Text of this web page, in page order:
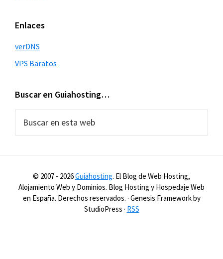
Enlaces
verDNS
VPS Baratos
Buscar en Guiahosting…
© 2007 - 2026Guiahosting. El Blog de Web Hosting,
Alojamiento Web y Dominios. Blog Hosting y Hospedaje Web
en España. Derechos reservados. · Genesis Framework by
StudioPress · RSS